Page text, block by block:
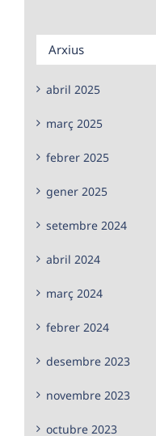
Arxius
abril 2025
març 2025
febrer 2025
gener 2025
setembre 2024
abril 2024
març 2024
febrer 2024
desembre 2023
novembre 2023
octubre 2023